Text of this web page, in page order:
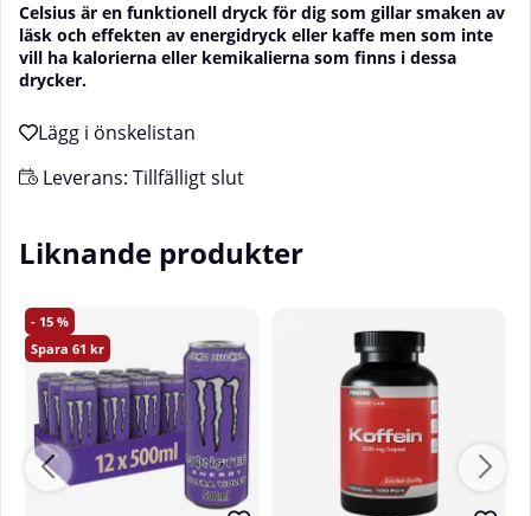
Celsius är en funktionell dryck för dig som gillar smaken av
läsk och effekten av energidryck eller kaffe men som inte
vill ha kalorierna eller kemikalierna som finns i dessa
drycker.
Leverans: Tillfälligt slut
Liknande produkter
15
61